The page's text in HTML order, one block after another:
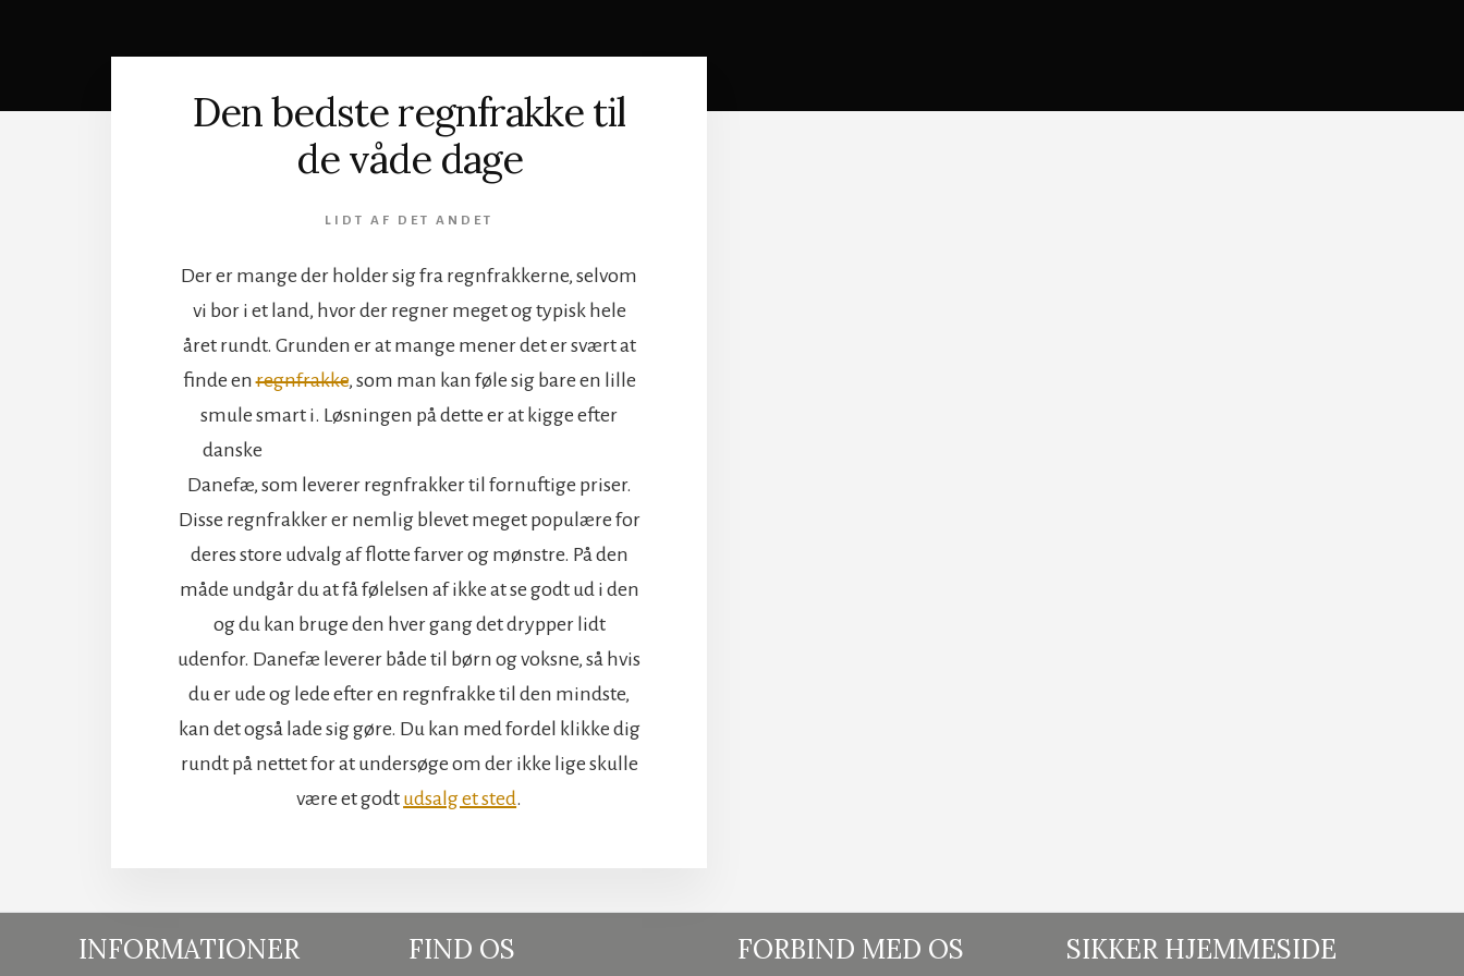
Den bedste regnfrakke til
de våde dage
LIDT AF DET ANDET
Der er mange der holder sig fra regnfrakkerne, selvom
vi bor i et land, hvor der regner meget og typisk hele
året rundt. Grunden er at mange mener det er svært at
finde enregnfrakke, som man kan føle sig bare en lille
smule smart i. Løsningen på dette er at kigge efter
danske
Danefæ, som leverer regnfrakker til fornuftige priser.
Disse regnfrakker er nemlig blevet meget populære for
deres store udvalg af flotte farver og mønstre. På den
måde undgår du at få følelsen af ikke at se godt ud i den
og du kan bruge den hver gang det drypper lidt
udenfor. Danefæ leverer både til børn og voksne, så hvis
du er ude og lede efter en regnfrakke til den mindste,
kan det også lade sig gøre. Du kan med fordel klikke dig
rundt på nettet for at undersøge om der ikke lige skulle
være et godt udsalg et sted.
INFORMATIONER FIND OS FORBIND MED OS SIKKER HJEMMESIDE